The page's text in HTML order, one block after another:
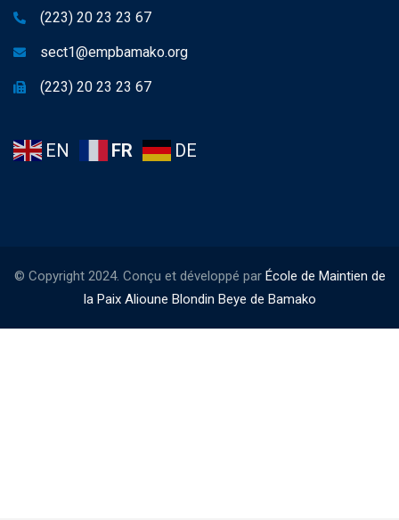
(223) 20 23 23 67
sect1@empbamako.org
(223) 20 23 23 67
EN FR DE
© Copyright 2024. Conçu et développé par École de Maintien de
la Paix Alioune Blondin Beye de Bamako